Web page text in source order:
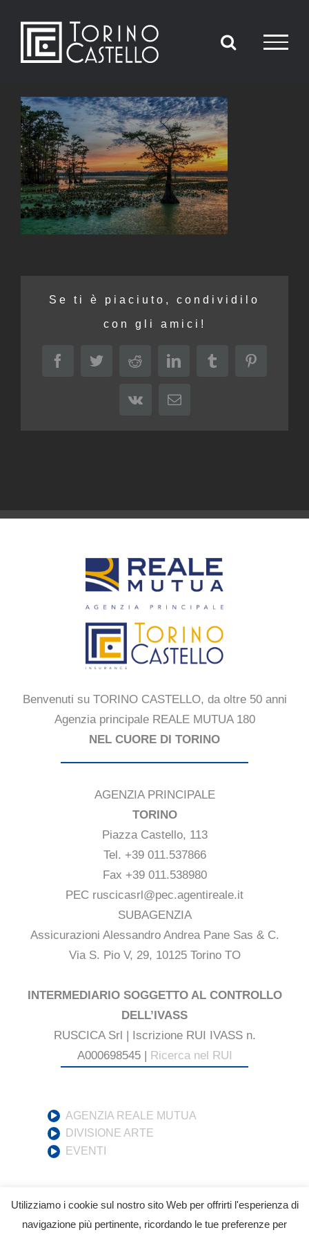
contenuto
Se ti è piaciuto, condividilo
con gli amici!
FacebookTwitterRedditLinkedInTumblrPinterest
Vk Email
Benvenuti su TORINO CASTELLO, da oltre 50 anni
Agenzia principale REALE MUTUA 180
NEL CUORE DI TORINO
AGENZIA PRINCIPALE
TORINO
Piazza Castello, 113
Tel. +39 011.537866
Fax +39 011.538980
PEC ruscicasrl@pec.agentireale.it
SUBAGENZIA
Assicurazioni Alessandro Andrea Pane Sas & C.
Via S. Pio V, 29, 10125 Torino TO
INTERMEDIARIO SOGGETTO AL CONTROLLO
DELL’IVASS
RUSCICA Srl | Iscrizione RUI IVASS n.
A000698545 | Ricerca nel RUI
AGENZIA REALE MUTUA
DIVISIONE ARTE
EVENTI
Utilizziamo i cookie sul nostro sito Web per offrirti l'esperienza di
navigazione più pertinente, ricordando le tue preferenze per